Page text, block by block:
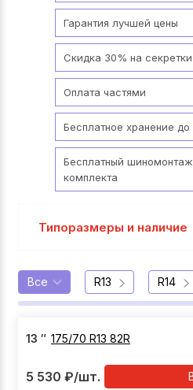
Гарантия лучшей цены
Скидка 30% на секретки
Оплата частями
Бесплатное хранение
Бесплатный шиномонтаж
комплекта
Типоразмеры и наличие
Все R13 R14
13 ″ 175/70 R13 82R
5 530 ₽/шт.